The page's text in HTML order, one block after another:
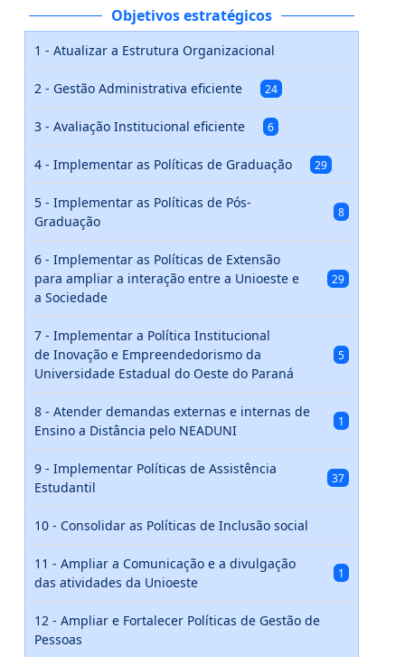
Objetivos estratégicos
1 - Atualizar a Estrutura Organizacional
2 - Gestão Administrativa eficiente 24
3 - Avaliação Institucional eficiente 6
4 - Implementar as Políticas de Graduação 29
5 - Implementar as Políticas de Pós-
Graduação
8
6 - Implementar as Políticas de Extensão
para ampliar a interação entre a Unioeste e
a Sociedade
29
7 - Implementar a Política Institucional
de Inovação e Empreendedorismo da
Universidade Estadual do Oeste do Paraná
5
8 - Atender demandas externas e internas de
Ensino a Distância pelo NEADUNI
1
9 - Implementar Políticas de Assistência
Estudantil
37
10 - Consolidar as Políticas de Inclusão social
11 - Ampliar a Comunicação e a divulgação
das atividades da Unioeste
1
12 - Ampliar e Fortalecer Políticas de Gestão de
Pessoas